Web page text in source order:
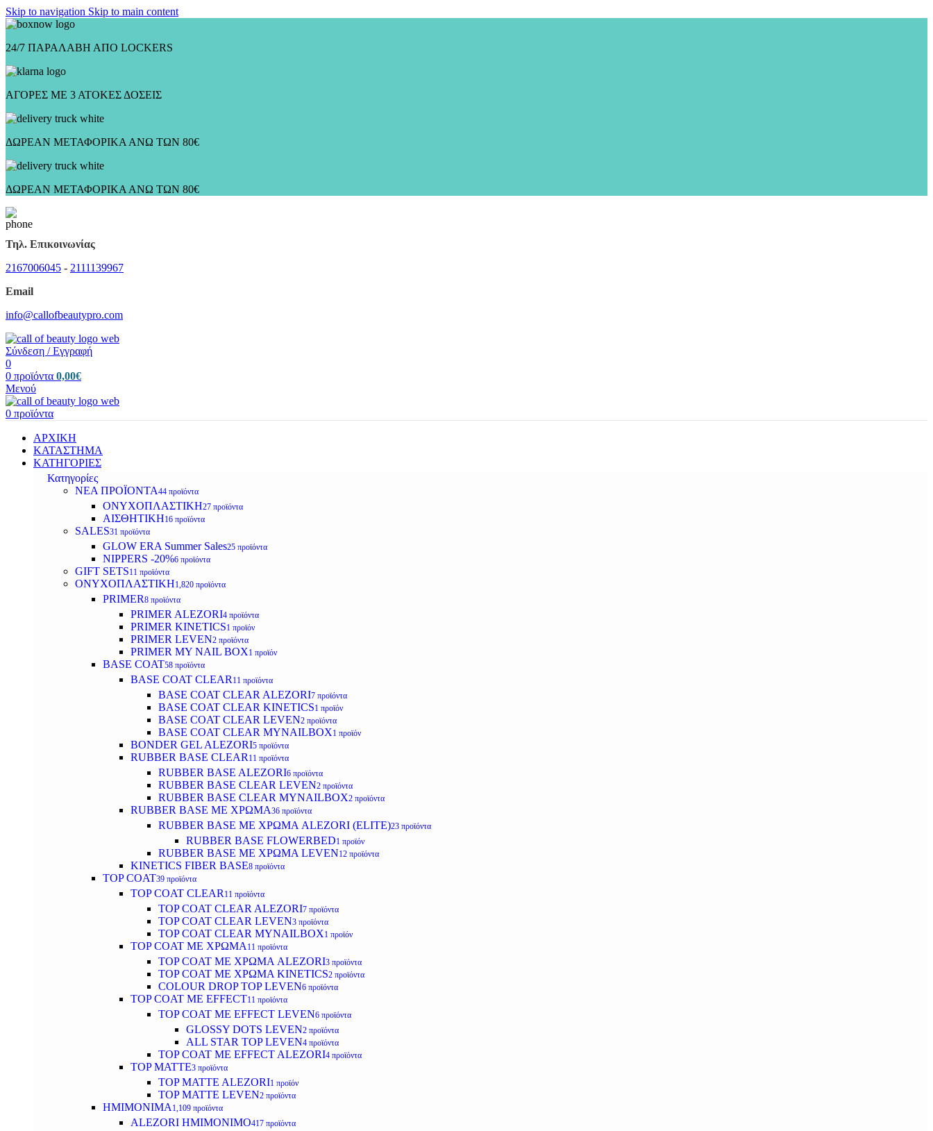
Skip to navigation Skip to main content
24/7 ΠΑΡΑΛΑΒΗ ΑΠΟ LOCKERS
ΑΓΟΡΕΣ ΜΕ 3 ΑΤΟΚΕΣ ΔΟΣΕΙΣ
ΔΩΡΕΑΝ ΜΕΤΑΦΟΡΙΚΑ ΑΝΩ ΤΩΝ 80€
ΔΩΡΕΑΝ ΜΕΤΑΦΟΡΙΚΑ ΑΝΩ ΤΩΝ 80€
Τηλ. Επικοινωνίας
2167006045 - 2111139967
Email
info@callofbeautypro.com
Σύνδεση / Εγγραφή
0
0 προϊόντα 0,00€
Μενού
0 προϊόντα
ΑΡΧΙΚΗ
ΚΑΤΑΣΤΗΜΑ
ΚΑΤΗΓΟΡΙΕΣ
Κατηγορίες
ΝΕΑ ΠΡΟΪΟΝΤΑ44 προϊόντα
ΟΝΥΧΟΠΛΑΣΤΙΚΗ27 προϊόντα
ΑΙΣΘΗΤΙΚΗ16 προϊόντα
SALES31 προϊόντα
GLOW ERA Summer Sales25 προϊόντα
NIPPERS -20%6 προϊόντα
GIFT SETS11 προϊόντα
ΟΝΥΧΟΠΛΑΣΤΙΚΗ1,820 προϊόντα
PRIMER8 προϊόντα
PRIMER ALEZORI4 προϊόντα
PRIMER KINETICS1 προϊόν
PRIMER LEVEN2 προϊόντα
PRIMER MY NAIL BOX1 προϊόν
BASE COAT58 προϊόντα
BASE COAT CLEAR 11 προϊόντα
BASE COAT CLEAR ALEZORI7 προϊόντα
BASE COAT CLEAR KINETICS1 προϊόν
BASE COAT CLEAR LEVEN2 προϊόντα
BASE COAT CLEAR MYNAILBOX1 προϊόν
BONDER GEL ALEZORI5 προϊόντα
RUBBER BASE CLEAR 11 προϊόντα
RUBBER BASE ALEZORI6 προϊόντα
RUBBER BASE CLEAR LEVEN2 προϊόντα
RUBBER BASE CLEAR MYNAILBOX2 προϊόντα
RUBBER BASE ΜΕ ΧΡΩΜΑ36 προϊόντα
RUBBER BASE ΜΕ ΧΡΩΜΑ ALEZORI (ELITE)23 προϊόντα
RUBBER BASE FLOWERBED1 προϊόν
RUBBER BASE ΜΕ ΧΡΩΜΑ LEVEN12 προϊόντα
KINETICS FIBER BASE8 προϊόντα
TOP COAT39 προϊόντα
TOP COAT CLEAR 11 προϊόντα
TOP COAT CLEAR ALEZORI7 προϊόντα
TOP COAT CLEAR LEVEN3 προϊόντα
TOP COAT CLEAR MYNAILBOX1 προϊόν
TOP COAT ΜΕ ΧΡΩΜΑ 11 προϊόντα
TOP COAT ΜΕ ΧΡΩΜΑ ALEZORI3 προϊόντα
TOP COAT ΜΕ ΧΡΩΜΑ KINETICS2 προϊόντα
COLOUR DROP TOP LEVEN6 προϊόντα
TOP COAT ΜΕ EFFECT11 προϊόντα
TOP COAT ME EFFECT LEVEN6 προϊόντα
GLOSSY DOTS LEVEN2 προϊόντα
ALL STAR TOP LEVEN4 προϊόντα
TOP COAT ME EFFECT ALEZORI4 προϊόντα
TOP MATTE3 προϊόντα
TOP MATTE ALEZORI1 προϊόν
TOP MATTE LEVEN2 προϊόντα
ΗΜΙΜΟΝΙΜΑ 1,109 προϊόντα
ALEZORI ΗΜΙΜΟΝΙΜΟ417 προϊόντα